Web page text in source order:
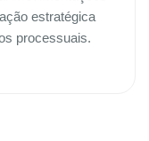
estratégica
processuais.